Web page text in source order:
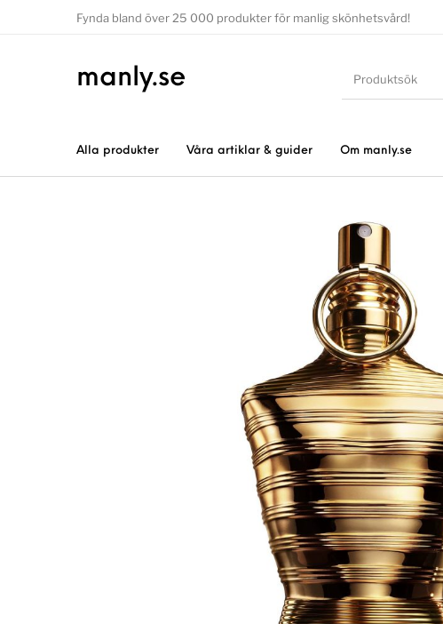
Fynda bland över 25 000 produkter för manlig skönhetsvård!
manly.se
Alla produkter Våra artiklar & guider Om manly.se